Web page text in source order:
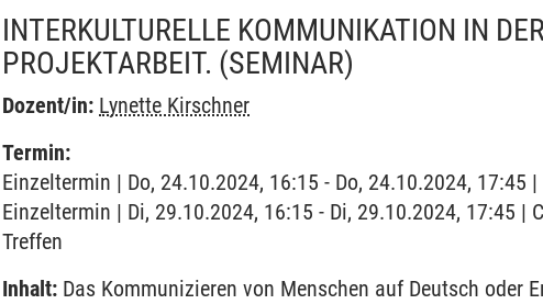
INTERKULTURELLE KOMMUNIKATION IN
PROJEKTARBEIT. (SEMINAR)
Dozent/in: Lynette Kirschner
Termin:
Einzeltermin | Do, 24.10.2024, 16:15 - Do, 24.10.2024, 17:45
Einzeltermin | Di, 29.10.2024, 16:15 - Di, 29.10.2024, 17:45 |
Treffen
Inhalt: Das Kommunizieren von Menschen auf Deutsch oder